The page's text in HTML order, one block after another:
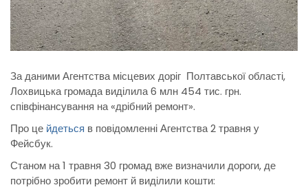
За даними Агентства місцевих доріг Полтавської області,
Лохвицька громада виділила 6 млн 454 тис. грн.
співфінансування на «дрібний ремонт».
Про це йдеться в повідомленні Агентства 2 травня у
Фейсбук.
Станом на 1 травня 30 громад вже визначили дороги, де
потрібно зробити ремонт й виділили кошти: